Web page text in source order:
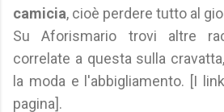
camicia, cioè perdere tutto al
Su Aforismario trovi altre
correlate a questa sulla
la moda e l'abbigliamento. [I
pagina].